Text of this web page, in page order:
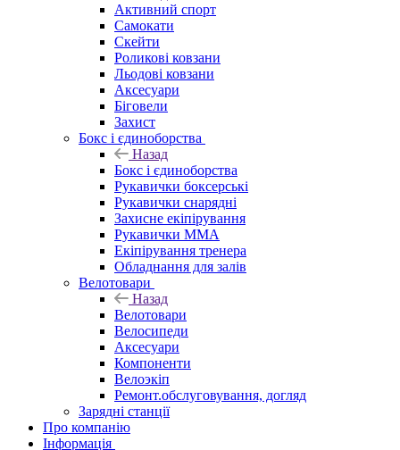
Активний спорт
Самокати
Скейти
Роликові ковзани
Льодові ковзани
Аксесуари
Біговели
Захист
Бокс і єдиноборства
Назад
Бокс і єдиноборства
Рукавички боксерські
Рукавички снарядні
Захисне екіпірування
Рукавички ММА
Екіпірування тренера
Обладнання для залів
Велотовари
Назад
Велотовари
Велосипеди
Аксесуари
Компоненти
Велоэкіп
Ремонт.обслуговування, догляд
Зарядні станції
Про компанію
Інформація